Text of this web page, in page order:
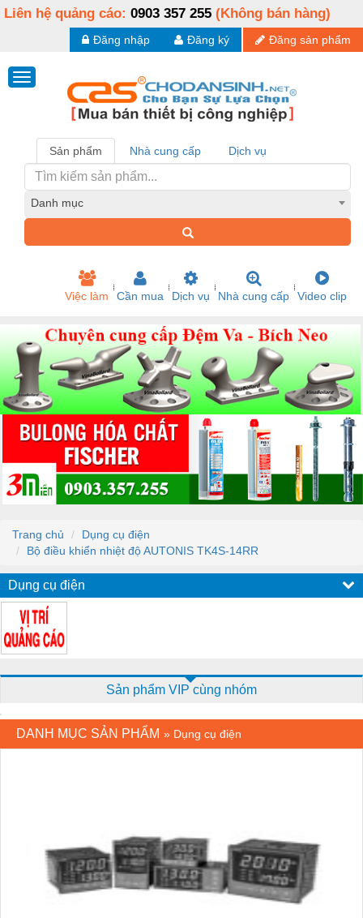
Liên hệ quảng cáo: 0903 357 255 (Không bán hàng)
Đăng sản phẩm
Đăng ký
Đăng nhập
Sản phẩm Nhà cung cấp Dịch vụ
Danh mục
Việc làm Cần mua Dịch vụ Nhà cung cấp Video clip
Trang chủ
Dụng cụ điện
Bộ điều khiển nhiệt độ AUTONIS TK4S-14RR
Dụng cụ điện
Sản phẩm VIP cùng nhóm
DANH MỤC SẢN PHẨM » Dụng cụ điện